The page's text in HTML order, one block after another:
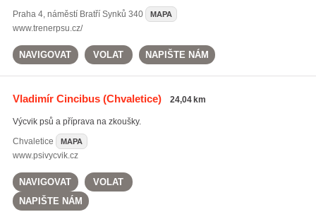
Praha 4, náměstí Bratří Synků 340 MAPA
www.trenerpsu.cz/
NAVIGOVAT VOLAT NAPIŠTE NÁM
Vladimír Cincibus(Chvaletice) 24,04 km
Výcvik psů a příprava na zkoušky.
Chvaletice
MAPA
www.psivycvik.cz
NAVIGOVAT
VOLAT
NAPIŠTE NÁM